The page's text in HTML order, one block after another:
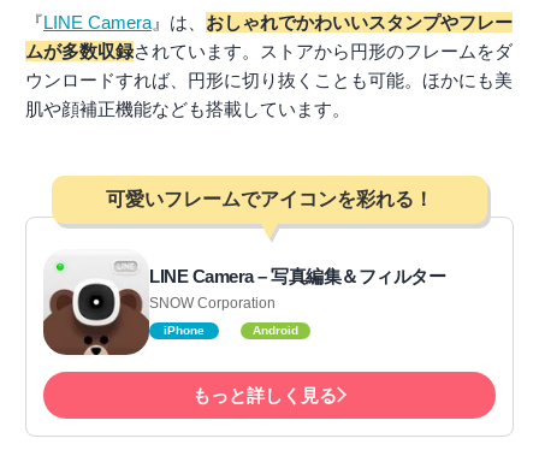
『LINE Camera 』は、 おしゃれでかわいいスタンプやフレー
ムが多数収録されています。ストアから円形のフレームをダ
ウンロードすれば、円形に切り抜くことも可能。ほかにも美
肌や顔補正機能なども搭載しています。
可愛いフレームでアイコンを彩れる！
LINE Camera – 写真編集＆フィルター
SNOW Corporation
iPhone Android
もっと詳しく見る